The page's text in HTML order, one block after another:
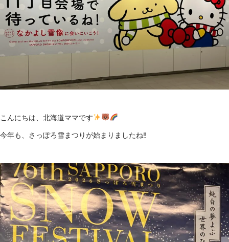
こんにちは、北海道ママです
今年も、さっぽろ雪まつりが始まりましたね‼